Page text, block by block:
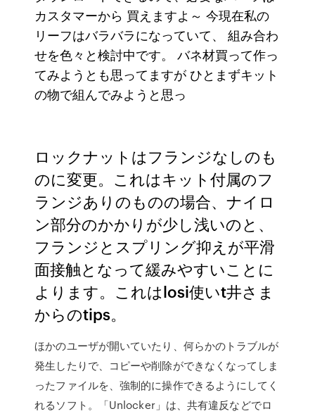
カスタマーから 買えますよ～ 今現在私の
リーフはバラバラになっていて、 組み合わ
せを色々と検討中です。 バネ材買って作っ
てみようとも思ってますが ひとまずキット
の物で組んでみようと思っ
ロックナットはフランジなしのも
のに変更。これはキット付属のフ
ランジありのものの場合、ナイロ
ン部分のかかりが少し浅いのと、
フランジとスプリング抑えが平滑
面接触となって緩みやすいことに
よります。これはlosi使いt井さま
からのtips。
ほかのユーザが開いていたり、何らかのトラブルが
発生したりで、コピーや削除ができなくなってしま
ったファイルを、強制的に操作できるようにしてく
れるソフト。「Unlocker」は、共有違反などでロ